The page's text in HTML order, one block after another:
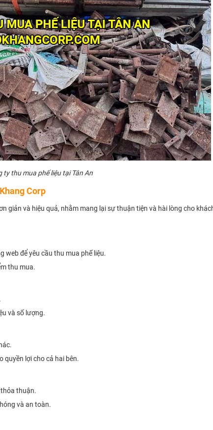
ty thu mua phế liệu tại Tân An
Corp
giản và hiệu quả, nhằm mang lại sự thuận tiện và hài lòng cho
web để yêu cầu thu mua phế liệu.
thu mua.
và số lượng.
quyền lợi cho cả hai bên.
thuận.
và an toàn.